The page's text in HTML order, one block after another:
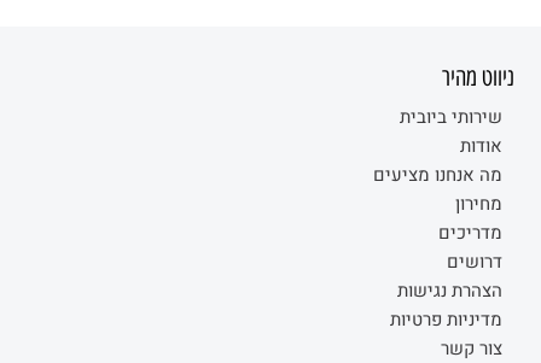
ניווט מהיר
שירותי ביובית
אודות
מה אנחנו מציעים
מחירון
מדריכים
דרושים
הצהרת נגישות
מדיניות פרטיות
צור קשר